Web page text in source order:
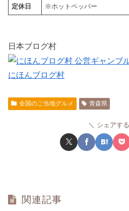
定休日
※ホットペッパー
日本ブログ村
にほんブログ村
全国のご当地グルメ 青森県
シェアする
関連記事